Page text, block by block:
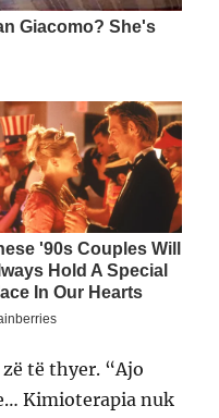
të thyer. “Ajo
Kimioterapia nuk